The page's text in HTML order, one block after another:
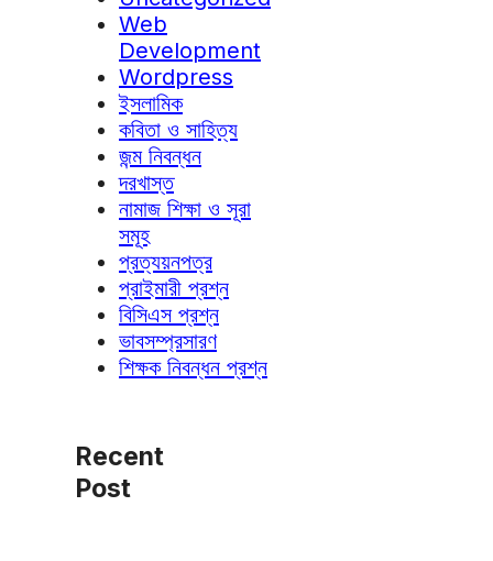
Web
Development
Wordpress
ইসলামিক
কবিতা ও সাহিত্য
জন্ম নিবন্ধন
দরখাস্ত
নামাজ শিক্ষা ও সূরা
সমূহ
প্রত্যয়নপত্র
প্রাইমারী প্রশ্ন
বিসিএস প্রশ্ন
ভাবসম্প্রসারণ
শিক্ষক নিবন্ধন প্রশ্ন
Recent
Post